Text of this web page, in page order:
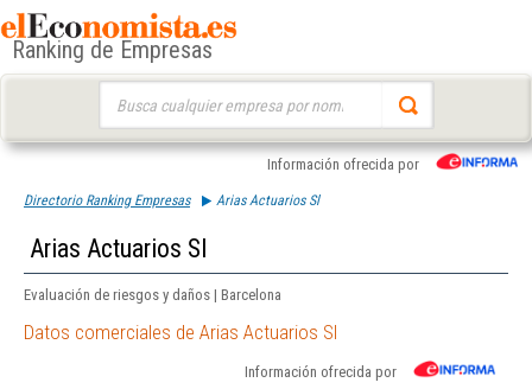
Ranking de Empresas
Información ofrecida por
Directorio Ranking Empresas Arias Actuarios Sl
Arias Actuarios Sl
Evaluación de riesgos y daños | Barcelona
Datos comerciales de Arias Actuarios Sl
Información ofrecida por